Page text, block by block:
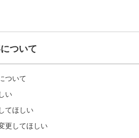
ついて
ついて
い
てほしい
更してほしい